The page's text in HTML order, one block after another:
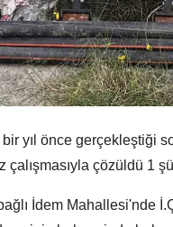
yıl önce gerçekleştiği
çalışmasıyla çözüldü 1
İdem Mahallesi'nde